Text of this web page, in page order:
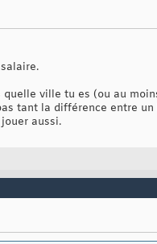
ville tu es (ou au
tant la différence entre
aussi.